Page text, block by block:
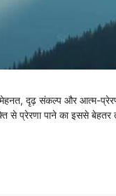
दृढ़ संकल्प और आत्म-
से प्रेरणा पाने का इससे